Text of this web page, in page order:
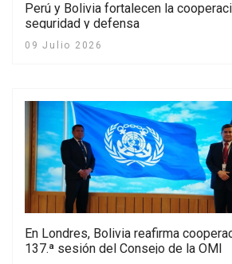
Perú y Bolivia fortalecen la
seguridad y defensa
09 Julio 2026
En Londres, Bolivia reafirma
137.ª sesión del Consejo de la OMI